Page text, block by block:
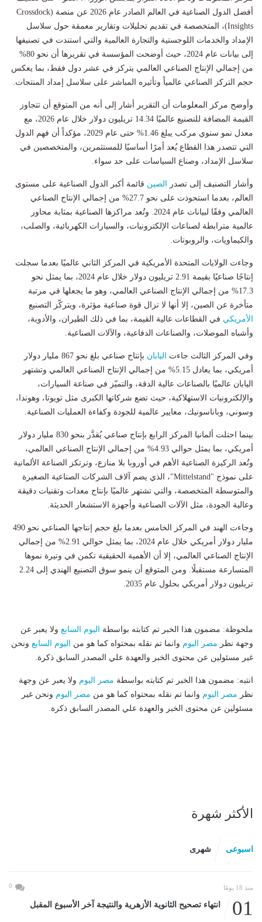
أفضل الدول الصناعية في العالم الصادر عام 2026 عن منصة (Crossdock
Insights)، المتخصصة في تقديم تحليلات وتقارير معمقة حول سلاسل
الإمداد والخدمات اللوجستية والتجارة العالمية والتي استندت في تصنيفها
إلى بيانات عام 2024، حيث أوضحت المؤسسة في تقريرها أن نحو 80%
من إجمالي الإنتاج الصناعي العالمي يتركز في عشر دول فقط، بما يعكس
حجم التركز الصناعي عالمياً وتأثيره المباشر على سلاسل إمداد المنتجات.
وأوضح مركز المعلومات أن التقرير أشار إلى أنه من المتوقع أن تتجاوز
القيمة المضافة للتصنيع عالميًا 14.34 تريليون دولار خلال عام 2026، مع
معدل نمو سنوي مركب يبلغ 1.46% حتى عام 2029، مؤكداً أن فهم الدول
التي تتصدر هذا القطاع يُعد أمرًا أساسيًا للمستثمرين، والمتخصصين في
سلاسل الإمداد، وصناع السياسات على حد سواء.
وأشار التصنيف إلى تصدر الصين قائمة أكبر الدول الصناعية على مستوى
العالم، بعدما استحوذت على نحو 27.7% من إجمالي الإنتاج الصناعي
العالمي وفقًا لبيانات عام 2024. وتُعد مراكزها الصناعية بمثابة محاور
عالمية مترابطة لصناعات الإلكترونيات، والسيارات الكهربائية، والصلب،
والكيماويات، والروبوتات.
وجاءت الولايات المتحدة الأمريكية في المركز الثاني عالميًا بعدما سجلت
إنتاجًا صناعيًا بقيمة 2.91 تريليون دولار خلال عام 2024، بما يمثل نحو
17.3% من إجمالي الإنتاج الصناعي العالمي، وهو ما يجعلها في مرتبة
متأخرة عن الصين، إلا أنها لا تزال قوة صناعية مؤثرة، ويتركّز التصنيع
الأمريكي في القطاعات عالية القيمة، بما في ذلك الطيران، والأدوية،
وأشباه الموصلات، والصناعات الدفاعية، والآلات الصناعية.
وفي المركز الثالث جاءت اليابان
بإنتاج صناعي بلغ نحو 867 مليار دولار
أمريكي، بما يعادل 5.15% من إجمالي الإنتاج الصناعي العالمي وتشتهر
اليابان عالميًا بالصناعات عالية الدقة، والتميّز في صناعة السيارات،
والإلكترونيات الاستهلاكية، حيث تضع شركاتها الكبرى مثل تويوتا، وهوندا،
وسوني، وباناسونيك، معايير عالمية للجودة وكفاءة العمليات الصناعية.
بينما احتلت ألمانيا المركز الرابع بإنتاج صناعي يُقدَّر بنحو 830 مليار دولار
أمريكي، بما يمثل حوالي 4.93% من إجمالي الإنتاج الصناعي العالمي،
وتُعد الركيزة الصناعية الأهم في أوروبا بلا منازع، وترتكز الصناعة الألمانية
على نموذج "Mittelstand"، الذي يضم آلاف الشركات الصناعية الصغيرة
والمتوسطة المتخصصة، والتي تشتهر عالميًا بإنتاج معدات وتقنيات دقيقة
وعالية الجودة، مثل الآلات الصناعية وأجهزة الاستشعار الحديثة.
وجاءت الهند في المركز الخامس بعدما بلغ حجم إنتاجها الصناعي نحو 490
مليار دولار أمريكي خلال عام 2024، بما يمثل حوالي 2.91% من إجمالي
الإنتاج الصناعي العالمي، إلا أن الأهمية الحقيقية تكمن في وتيرة نموها
المتسارعة مستقبلًا. ومن المتوقع أن ينمو سوق التصنيع الهندي إلى 2.24
تريليون دولار أمريكي بحلول عام 2035.
ملحوظة: مضمون هذا الخبر تم كتابته بواسطة اليوم السابع ولا يعبر عن
وجهة نظر مصر اليوم وانما تم نقله بمحتواه كما هو من اليوم السابع ونحن
غير مسئولين عن محتوى الخبر والعهدة علي المصدر السابق ذكرة.
انتبه: مضمون هذا الخبر تم كتابته بواسطة مصر اليوم ولا يعبر عن وجهة
نظر مصر اليوم وانما تم نقله بمحتواه كما هو من مصر اليوم ونحن غير
مسئولين عن محتوى الخبر والعهدة علي المصدر السابق ذكرة.
الأكثر شهرة
اسبوعى شهرى
منذ 18 يومًا 0
01 انتهاء تصحيح الثانوية الأزهرية والنتيجة آخر الأسبوع المقبل